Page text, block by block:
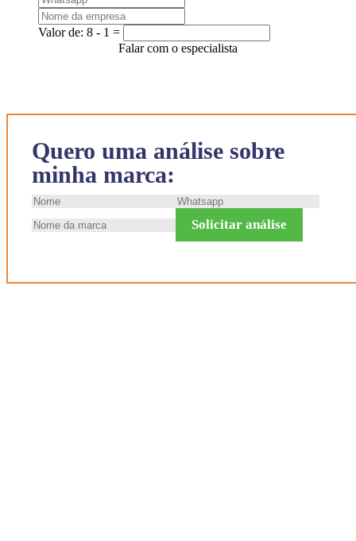
Quero uma análise sobre
minha marca:
Solicitar análise
Valor de: 8 - 1 =
Falar com o especialista